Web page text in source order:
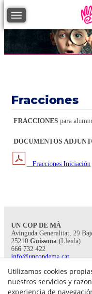
Toggle navigation
Fracciones
FRACCIONES para
DOCUMENTOS
Fracciones Iniciación
UN COP DE MÀ
Avinguda Generalitat, 29
25210 Guissona (Lleida)
666 732 422
info@uncopdema.cat
!SÍGUENOS!
Utilizamos cookies
nuestros servicios y
experiencia de